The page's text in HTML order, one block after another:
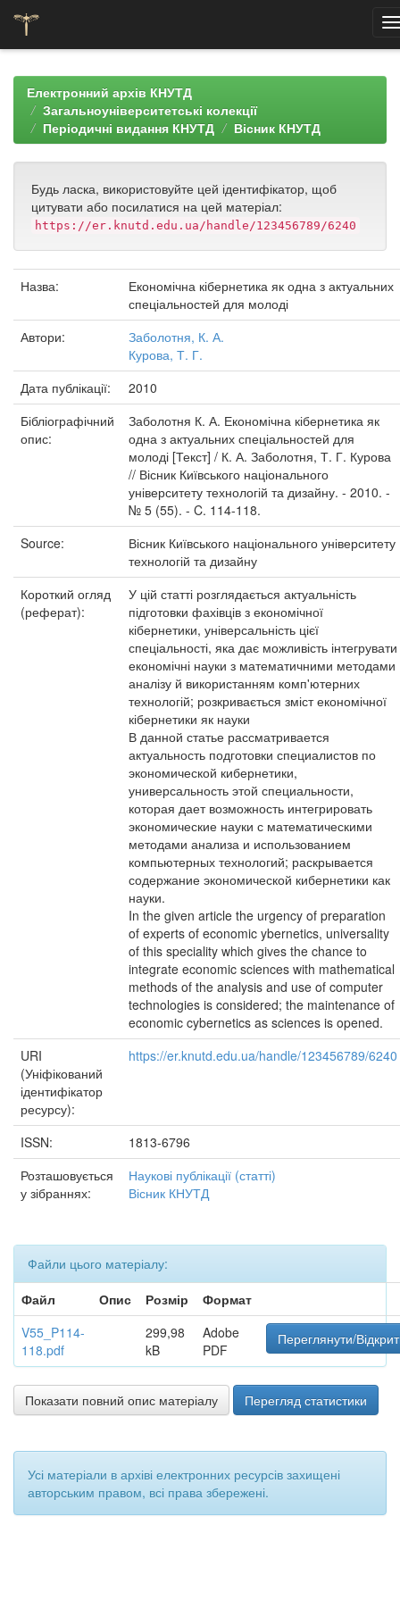
navigationЕлектронний архів КНУТД
Загальноуніверситетські колекції
Періодичні видання КНУТД
Вісник КНУТД
Будь ласка, використовуйте цей ідентифікатор, щоб
цитувати або посилатися на цей матеріал:
https://er.knutd.edu.ua/handle/123456789/6240
Назва:
Економічна кібернетика як одна з актуальних
спеціальностей для молоді
Автори:
Заболотня, К. А.
Курова, Т. Г.
Дата публікації:
2010
Бібліографічний
опис:
Заболотня К. А. Економічна кібернетика як
одна з актуальних спеціальностей для
молоді [Текст] / К. А. Заболотня, Т. Г. Курова
// Вісник Київського національного
університету технологій та дизайну. - 2010. -
№ 5 (55). - C. 114-118.
Source:
Вісник Київського національного університету
технологій та дизайну
Короткий огляд
(реферат):
У цій статті розглядається актуальність
підготовки фахівців з економічної
кібернетики, універсальність цієї
спеціальності, яка дає можливість інтегрувати
економічні науки з математичними методами
аналізу й використанням комп'ютерних
технологій; розкривається зміст економічної
кібернетики як науки
В данной статье рассматривается
актуальность подготовки специалистов по
экономической кибернетики,
универсальность этой специальности,
которая дает возможность интегрировать
экономические науки с математическими
методами анализа и использованием
компьютерных технологий; раскрывается
содержание экономической кибернетики как
науки.
In the given article the urgency of preparation
of experts of economic ybernetics, universality
of this speciality which gives the chance to
integrate economic sciences with mathematical
methods of the analysis and use of computer
technologies is considered; the maintenance of
economic cybernetics as sciences is opened.
URI
(Уніфікований
ідентифікатор
ресурсу):
https://er.knutd.edu.ua/handle/123456789/6240
ISSN:
1813-6796
Розташовується
у зібраннях:
Наукові публікації (статті)
Вісник КНУТД
Файли цього матеріалу:
Файл
Опис Розмір
Формат
V55_P114-
118.pdf
299,98
kB
Adobe
PDF
Переглянути/
Показати повний опис матеріалу Перегляд статистики
Усі матеріали в архіві електронних ресурсів захищені
авторським правом, всі права збережені.